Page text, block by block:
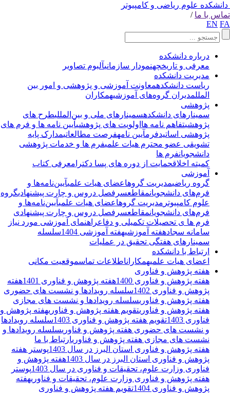
علوم ریاضی و کامپیوتر
با ما /
EN
درباره دانشکده
معرفی و تاریخچهنمودار سازمانیآلبوم تصاویر
مدیریت دانشکده
ریاست دانشکدهمعاونت آموزشی و پژوهشی و امور بین
المللمدیران گروه‌های آموزشیهمکاران
پژوهشی
سمینارهای دانشکدهسمینارهای ملی و بین‌المللیطرح های
پژوهشیتفاهم نامه هااولویت های پژوهشیآیین نامه ها و فرم های
پژوهشی اساتیدفرم آیین نامهفرصت مطالعاتیمدارک پایه
تشویقی عضو محترم هیات علمیفرم ها و خدمات پژوهشی
دانشجویانفرم ها
کمیته اخلاقحمایت از دوره های پسا دکترامعرفی کتاب
آموزشی
گروه ریاضیمدیریت گروهاعضای هیات علمیآیین‌نامه‌ها و
فرم‌های دانشجویانمقاطعسرفصل دروس و چارت پیشنهادیگروه
علوم کامپیوترمدیریت گروهاعضای هیات علمیآیین‌نامه‌ها و
فرم‌های دانشجویانمقاطعسرفصل دروس و چارت پیشنهادی
فرم ها ی تحصیلات تکمیلی و دفاعراهنمای آموزشی مورد نیاز
سامانه سجادهفته آموزشیهفته آموزشی 1404
سلسله
سمینارهای هفتگی تحقیق در عملیات
ارتباط با دانشکده
اعضای هیات علمیهمکاران اطلاعات تماسموقعیت مکانی
هفته پژوهش و فناوری
هفته پژوهش و فناوری 1400
هفته پژوهش و فناوری 1401
هفته
پژوهش و فناوری 1402
سلسله رویدادها و نشست های حضوری
هفته پژوهش و فناوریسلسله رویدادها و نشست های مجازی
هفته پژوهش و فناوریتقویم هفته پژوهش و فناوریهفته پژوهش و
فناوری 1403
تقویم هفته پژوهش و فناوری 1403
سلسله رویدادها
و نشست های حضوری هفته پژوهش و فناوریسلسله رویدادها و
نشست های مجازی هفته پژوهش و فناوریارتباط با ما
هفته پژوهش و فناوری استان البرز در سال 1403
پوستر هفته
پژوهش و فناوری استان البرز در سال 1403
هفته پژوهش و
فناوری وزارت علوم، تحقیقات و فناوری در سال 1403
پوستر
هفته پژوهش و فناوری وزارت علوم، تحقیقات و فناوریهفته
پژوهش و فناوری 1404
تقویم هفته پژوهش و فناوری